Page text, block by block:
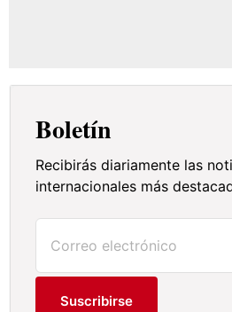
Boletín
Recibirás diariamente las
internacionales más
Suscribirse